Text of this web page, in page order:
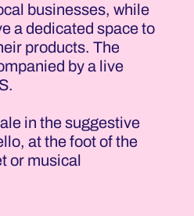
businesses, while
a dedicated space to
products. The
by a live
in the suggestive
at the foot of the
or musical